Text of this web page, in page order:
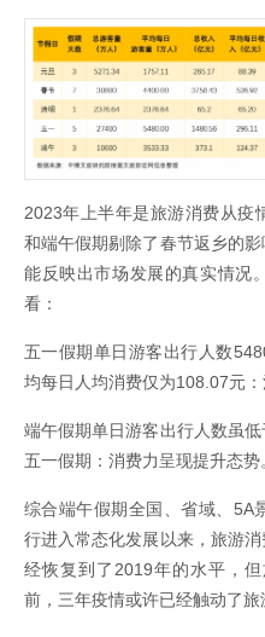
​2023年上半年是旅游消费从疫
和端午假期剔除了春节返乡的
能反映出市场发展的真实情况
看：
五一假期单日游客出行人数
均每日人均消费仅为108.07元：
端午假期单日游客出行人数虽
五一假期：消费力呈现提升态势
综合端午假期全国、省域、5A
行进入常态化发展以来，旅游
经恢复到了2019年的水平，
前，三年疫情或许已经触动了旅